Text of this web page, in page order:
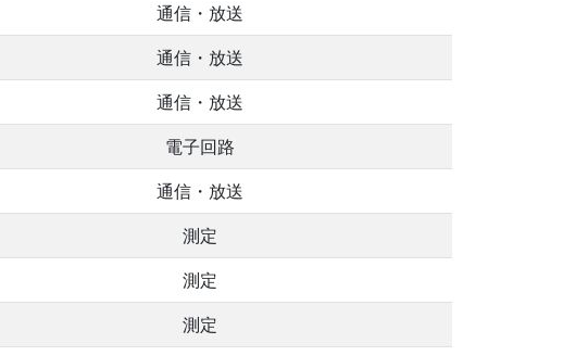
通信・放送
通信・放送
通信・放送
電子回路
通信・放送
測定
測定
測定